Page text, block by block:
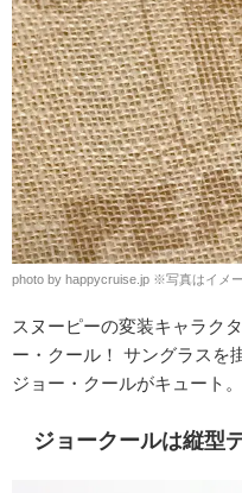
photo by happycruise.jp ※写真はイメ
スヌーピーの変装キャラク
ー・クール！ サングラスを
ジョー・クールがキュート。
ジョークールは縦型